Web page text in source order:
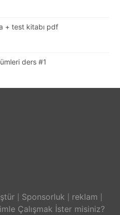
+ test kitabı pdf
ders #1
Sponsorluk
reklam
Çalışmak İster misiniz?